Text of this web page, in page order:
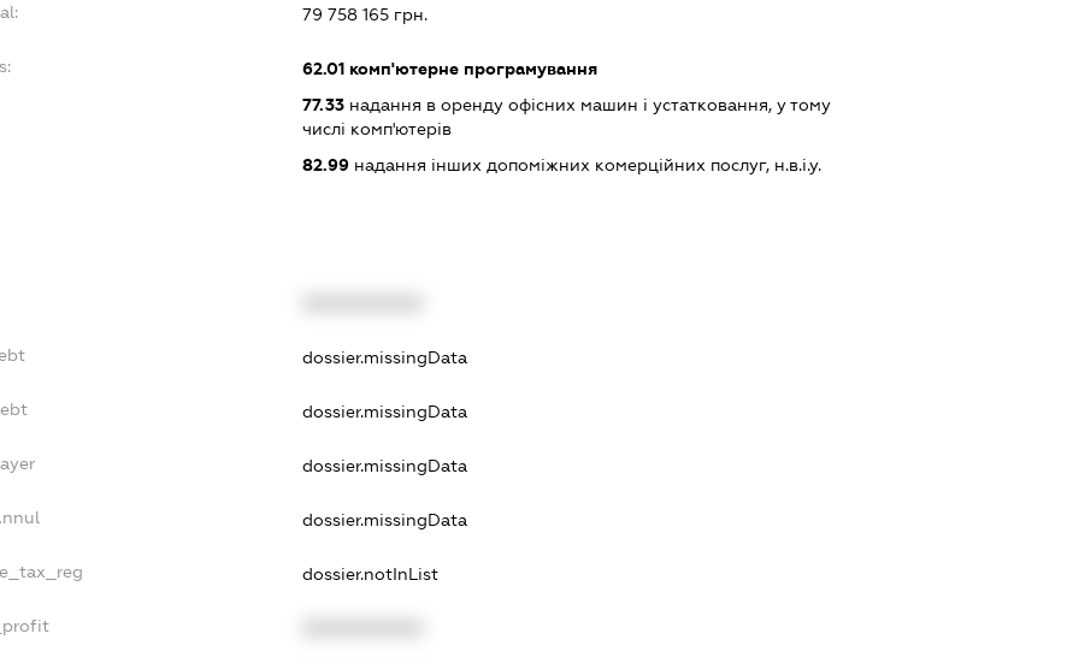
79 758 165 грн.
62.01комп'ютерне програмування
77.33надання в оренду офісних машин і устатковання, у тому
числі комп'ютерів
82.99надання інших допоміжних комерційних послуг, н.в.і.у.
dossier.missingData
dossier.missingData
dossier.missingData
dossier.missingData
dossier.notInList